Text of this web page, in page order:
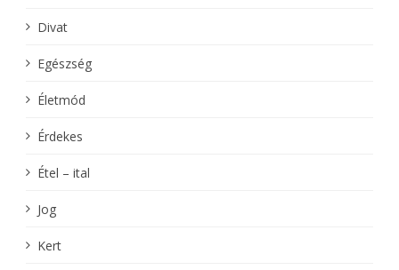
Divat
Egészség
Életmód
Érdekes
Étel – ital
Jog
Kert